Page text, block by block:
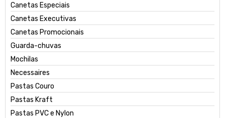
Canetas Especiais
Canetas Executivas
Canetas Promocionais
Guarda-chuvas
Mochilas
Necessaires
Pastas Couro
Pastas Kraft
Pastas PVC e Nylon